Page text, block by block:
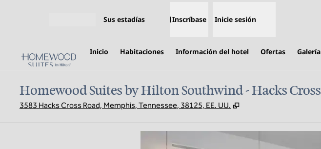
Sus estadías Inscríbase Inicie sesión
Inicio Habitaciones Información del hotel Ofertas Galería
Homewood Suites by Hilton Southwind - Hacks Cross
3583 Hacks Cross Road, Memphis, Tennessee, 38125, EE. UU. ,